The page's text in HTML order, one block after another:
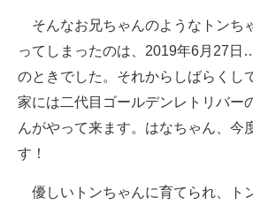
そんなお兄ちゃんのようなトンち
ってしまったのは、2019年6月27
のときでした。それからしばらくし
家には二代目ゴールデンレトリバー
んがやって来ます。はなちゃん、今
す！
優しいトンちゃんに育てられ、ト